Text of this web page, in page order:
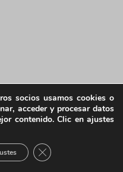
socios usamos cookies o
acceder y procesar datos
contenido. Clic en ajustes
Cerrar el banner de